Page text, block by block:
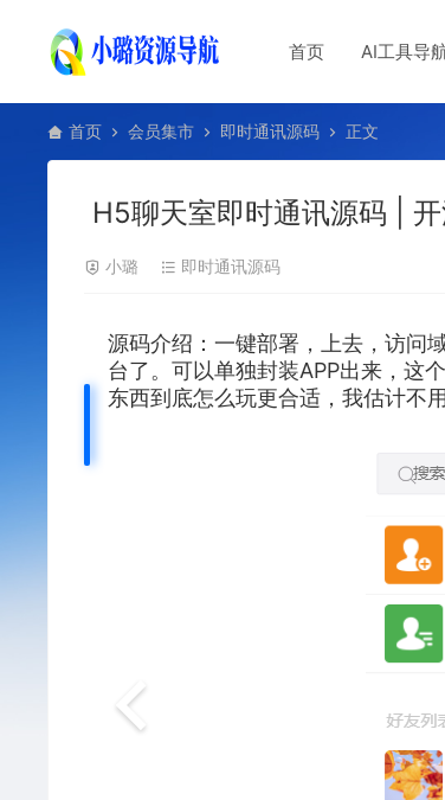
首页 AI工具导
首页 会员集市 即时通讯源码 正文
H5聊天室即时通讯源码 |
小璐 即时通讯源码
源码介绍：一键部署，上去，访问
台了。可以单独封装APP出来，这
东西到底怎么玩更合适，我估计不